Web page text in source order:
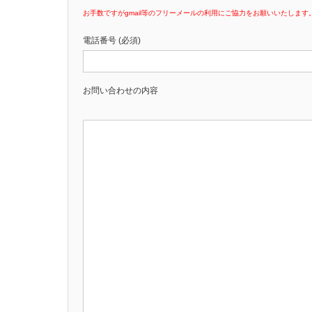
お手数ですがgmail等のフリーメールの利用にご協力をお願いいたします
電話番号 (必須)
お問い合わせの内容